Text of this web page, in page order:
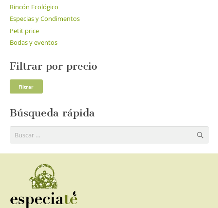
Rincón Ecológico
Especias y Condimentos
Petit price
Bodas y eventos
Filtrar por precio
Filtrar
Búsqueda rápida
Buscar: